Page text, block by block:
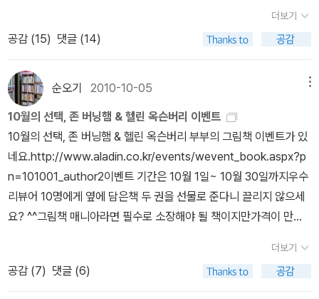
림도령 이야기~ ^^김치 고을에 사는 강림은 엄청 잘생기고 훤칠해서
인기가 많아.처녀 귀신도 강림을 보러 올 정도라나. 게다가 힘도 엄청
에게 살아 있는 사람은 절대 갈 수 없다는 저승에 다녀오라는 임무가
주어졌어!!!이제 강림은 어떻게 하면 좋아? 맛보기 그림은 알라딘 팬
들을 위한 서비스~ ^^ 나도 작가님처럼 나이가 들수록, 애인 아들
을 기다리는 것만큼이나 옛이야기가 좋다~ ^^그래서 다시 읽어본 이
용포 작가님의 옛이야기 그림책, 정말 재밌다. 그리고 또 좋아하는
'백만 번 산 고양이'의 작가 사노 요코의 새책도 보인다~ <좀 별난 친
구>사노 요코 글.그림, 고향옥 옮김 / 비룡소 / 2013년 11월 나는 고
양이를 좋아하지 않지만, 사노 요코가 그려내는 고양이 이야기는 좋
만 한 뱀과 친구가 되는 여정을 발랄하고 리듬 있는 글과 개성 있는 그
림으로 담아낸 매력적인 그림책이다.개성 강하고 의기양양한 고양이
와 무엇이든 품어줄 것만 같은 마음 넉넉한 별난 친구 뱀이 티격태격
강아지를 싫어해서 옆으로 피하고 저는 잠시 아주머니 옆에 붙어 걸
으며 작은 강아지를 가리키며 '얘가 새끼예요?'라며 말을 걸었죠.아주
머니는 '아니요. 얘가 엄마에요.'하시더군요. 아들인지 딸인지도 물어
볼껄...아주머니는 바쁘게 개를 데리고 앞서 가셨어요.존 버닝햄은 앤
서니 브라운과 함께 영국을 대표하는 그림책 작가입니다.그림책을 보
기 시작한지 얼마 되지 않았지만 그의 그림책에 홀딱 반했습니다.존
버닝햄은 어린 시절 대부분을 가족과 함께 캐러번이라는 주거용 트레
일러에서 살았다고 하더군요. 학교를 9군데나 옮겨 다니고13살에는
서머힐 학교에 갔어요. 자유교육으로 유명한 그 학교 말입니다.수업
에 안 들어가도 되고, 시험도 없고, 숙제도 없고 하고 싶은 일은 뭐든
지 해도 되는 학교 말이에요.서머힐에서의 생활은 행복하고 유쾌했지
만 자신은 무엇이 좋은 교육인지 아직도 모르겠대요. 학교 다니는 시
간은 길게 느껴지니까요.지겨워져서 수업에 들어갔다는데 미술실에
더보기
공감 (15) 댓글 (14)
순오기 2010-10-05
10월의 선택, 존 버닝햄 & 헬린 옥슨버리 이벤트
10월의 선택, 존 버닝햄 & 헬린 옥슨버리 부부의 그림책 이벤트가 있
네요.http://www.aladin.co.kr/events/wevent_book.aspx?p
n=101001_author2이벤트 기간은 10월 1일~ 10월 30일까지우수
리뷰어 10명에게 옆에 담은책 두 권을 선물로 준다니 끌리지 않으세
요? ^^그림책 매니아라면 필수로 소장해야 될 책이지만가격이 만만
시다!두분이 처음으로 공동작업했다는 신간 <동생이 태어날 거야>
장바구니에 담아두고 있는데, 이참에 구입해야할 듯...내가 소장한 존
버닝햄 책을 살펴봤더니 5권이고헬린 옥슨버리의 책은 3권 뿐이네
더보기
공감 (7) 댓글 (6)